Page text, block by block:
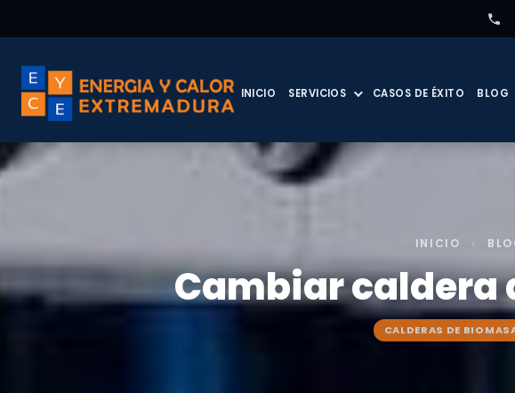
INICIO SERVICIOS CASOS DE ÉXITO BLOG
INICIO ›
Cambiar caldera
CALDERAS DE